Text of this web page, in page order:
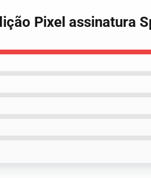
Pixel assinatura